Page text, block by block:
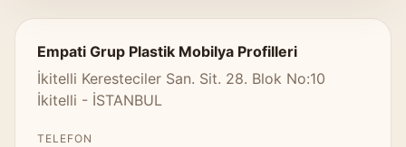
Empati Grup Plastik Mobilya Profilleri
İkitelli Keresteciler San. Sit. 28. Blok No:10
İkitelli - İSTANBUL
TELEFON